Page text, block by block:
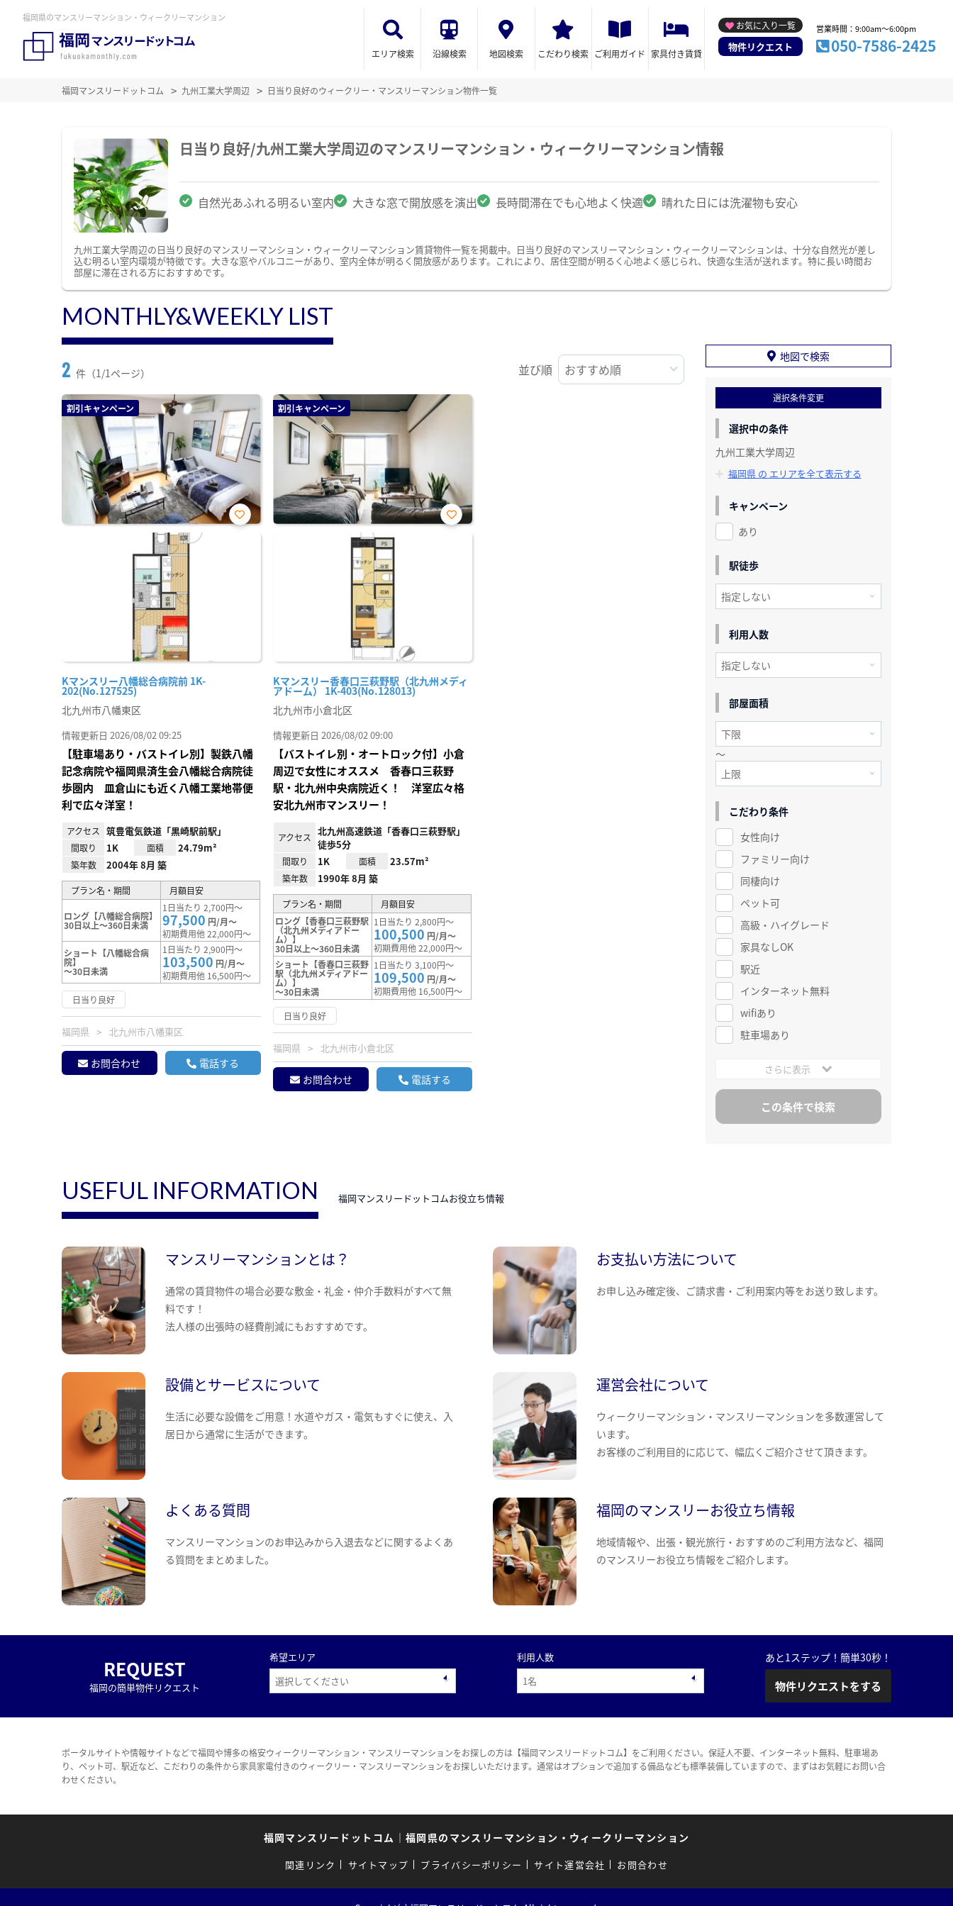
福岡県のマンスリーマンション・ウィークリーマンション
エリア検索 沿線検索 地図検索 こだわり検索 ご利用ガイド 家具付き賃貸
お気に入り一覧
物件リクエスト
営業時間：9:00am～6:00pm
050-7586-2425
福岡マンスリードットコム 九州工業大学周辺 日当り良好のウィークリー・マンスリーマンション物件一覧
日当り良好/九州工業大学周辺のマンスリーマンション・ウィークリーマンション情報
自然光あふれる明るい室内 大きな窓で開放感を演出 長時間滞在でも心地よく快適 晴れた日には洗濯物も安心
九州工業大学周辺の日当り良好のマンスリーマンション・ウィークリーマンション賃貸物件一覧を掲載中。日当り良好のマンスリーマンション・ウィークリーマンションは、十分な自然光が差し
込む明るい室内環境が特徴です。大きな窓やバルコニーがあり、室内全体が明るく開放感があります。これにより、居住空間が明るく心地よく感じられ、快適な生活が送れます。特に長い時間お
部屋に滞在される方におすすめです。
MONTHLY&WEEKLY LIST
2 件（1/1ページ） 並び順
割引キャンペーン
Kマンスリー八幡総合病院前 1K-
202(No.127525)
お気
北九州市八幡東区
情報更新日 2026/08/02 09:25
【駐車場あり・バストイレ別】製鉄八幡
記念病院や福岡県済生会八幡総合病院徒
歩圏内 皿倉山にも近く八幡工業地帯便
利で広々洋室！
アクセス 筑豊電気鉄道「黒崎駅前駅」
間取り 1K 面積 24.79m²
築年数 2004年 8月 築
プラン名・期間 月額目安
ロング【八幡総合病院】
30日以上～360日未満
1日当たり 2,700円～
97,500 円/月～
初期費用他 22,000円～
ショート【八幡総合病
院】
～30日未満
1日当たり 2,900円～
103,500 円/月～
初期費用他 16,500円～
日当り良好
福岡県 北九州市八幡東区
お問合わせ 電話する
割引キャンペーン
Kマンスリー香春口三萩野駅（北九州メディ
アドーム） 1K-403(No.128013)
お気
北九州市小倉北区
情報更新日 2026/08/02 09:00
【バストイレ別・オートロック付】小倉
周辺で女性にオススメ 香春口三萩野
駅・北九州中央病院近く！ 洋室広々格
安北九州市マンスリー！
アクセス
北九州高速鉄道「香春口三萩野駅」
徒歩5分
間取り 1K 面積 23.57m²
築年数 1990年 8月 築
プラン名・期間
月額目安
ロング【香春口三萩野駅
（北九州メディアドー
ム）】
30日以上～360日未満
1日当たり 2,800円～
100,500 円/月～
初期費用他 22,000円～
ショート【香春口三萩野
駅（北九州メディアドー
ム）】
～30日未満
1日当たり 3,100円～
109,500 円/月～
初期費用他 16,500円～
日当り良好
福岡県 北九州市小倉北区
お問合わせ 電話する
地図で検索
選択条件変更
選択中の条件
九州工業大学周辺
福岡県 の エリアを全て表示する
キャンペーン
あり
駅徒歩
利用人数
部屋面積
～
こだわり条件
女性向け
ファミリー向け
同棲向け
ペット可
高級・ハイグレード
家具なしOK
駅近
インターネット無料
wifiあり
駐車場あり
さらに表示
USEFUL INFORMATION 福岡マンスリードットコムお役立ち情報
マンスリーマンションとは？
通常の賃貸物件の場合必要な敷金・礼金・仲介手数料がすべて無
料です！
法人様の出張時の経費削減にもおすすめです。
お支払い方法について
お申し込み確定後、ご請求書・ご利用案内等をお送り致します。
設備とサービスについて
生活に必要な設備をご用意！水道やガス・電気もすぐに使え、入
居日から通常に生活ができます。
運営会社について
ウィークリーマンション・マンスリーマンションを多数運営して
います。
お客様のご利用目的に応じて、幅広くご紹介させて頂きます。
よくある質問
マンスリーマンションのお申込みから入退去などに関するよくあ
る質問をまとめました。
福岡のマンスリーお役立ち情報
地域情報や、出張・観光旅行・おすすめのご利用方法など、福岡
のマンスリーお役立ち情報をご紹介します。
REQUEST
福岡の簡単物件リクエスト
希望エリア 利用人数 あと1ステップ！簡単30秒！
物件リクエストをする
ポータルサイトや情報サイトなどで福岡や博多の格安ウィークリーマンション・マンスリーマンションをお探しの方は【福岡マンスリードットコム】をご利用ください。保証人不要、インターネット無料、駐車場あ
り、ペット可、駅近など、こだわりの条件から家具家電付きのウィークリー・マンスリーマンションをお探しいただけます。通常はオプションで追加する備品なども標準装備していますので、まずはお気軽にお問い合
わせください。
福岡マンスリードットコム ｜ 福岡県のマンスリーマンション・ウィークリーマンション
関連リンク サイトマップ プライバシーポリシー サイト運営会社 お問合わせ